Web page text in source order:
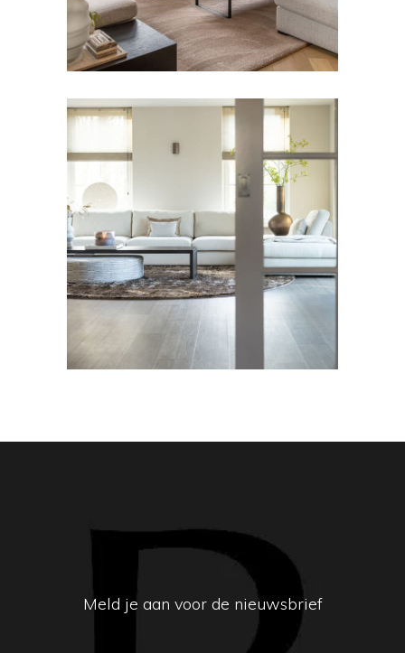
BANKEN
Bank Giorno
Meld je aan voor de nieuwsbrief